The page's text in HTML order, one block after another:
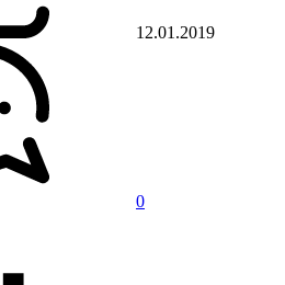
12.01.2019
0